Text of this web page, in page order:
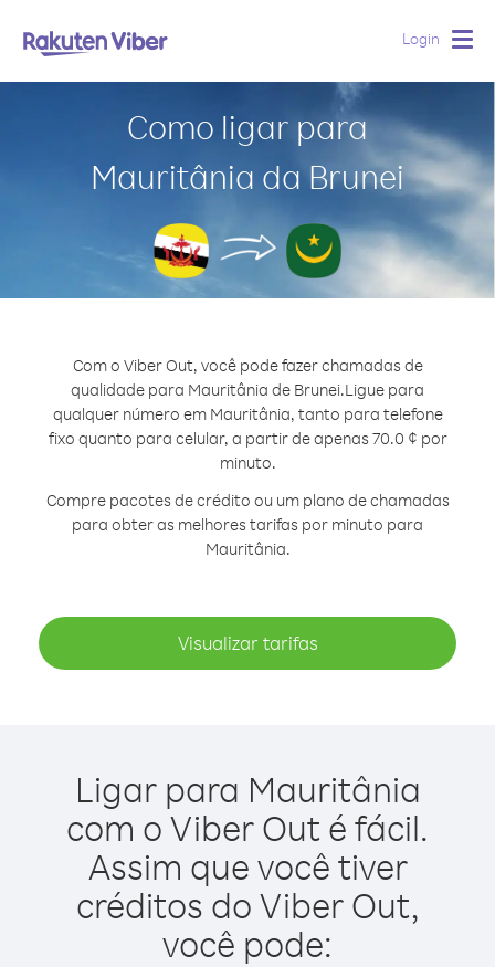
Login
Como ligar para
Mauritânia da Brunei
Com o Viber Out, você pode fazer chamadas de
qualidade para Mauritânia de Brunei.Ligue para
qualquer número em Mauritânia, tanto para telefone
fixo quanto para celular, a partir de apenas 70.0 ¢ por
minuto.
Compre pacotes de crédito ou um plano de chamadas
para obter as melhores tarifas por minuto para
Mauritânia.
Visualizar tarifas
Ligar para Mauritânia
com o Viber Out é fácil.
Assim que você tiver
créditos do Viber Out,
você pode: